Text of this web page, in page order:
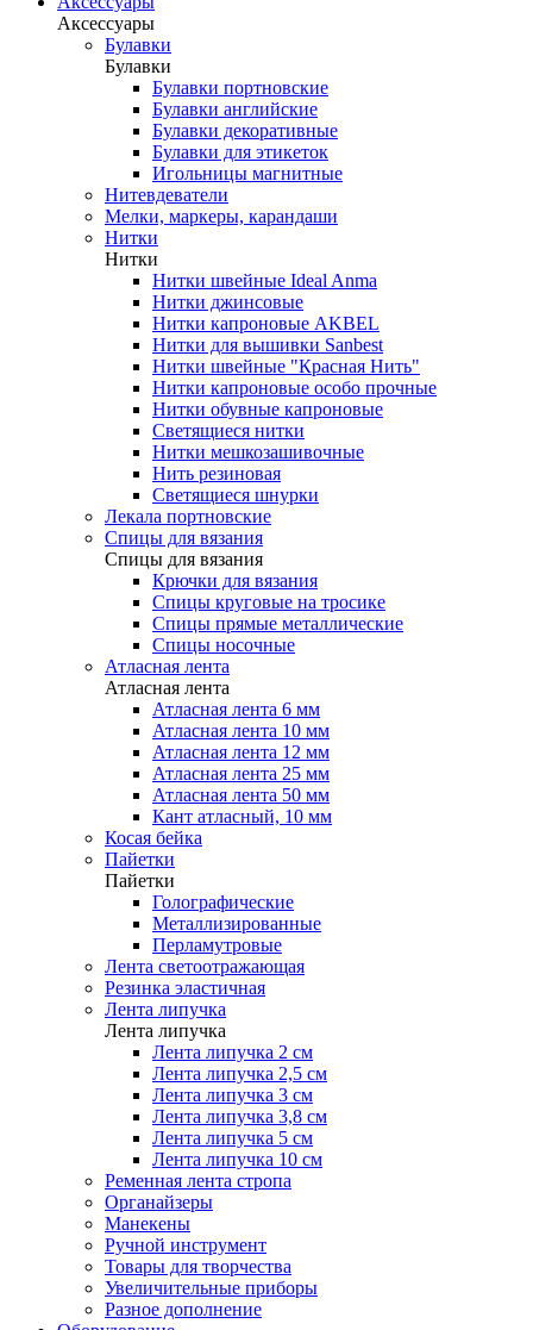
Аксессуары
Булавки
Булавки
Булавки портновские
Булавки английские
Булавки декоративные
Булавки для этикеток
Игольницы магнитные
Нитевдеватели
Мелки, маркеры, карандаши
Нитки
Нитки
Нитки швейные Ideal Anma
Нитки джинсовые
Нитки капроновые AKBEL
Нитки для вышивки Sanbest
Нитки швейные "Красная Нить"
Нитки капроновые особо прочные
Нитки обувные капроновые
Светящиеся нитки
Нитки мешкозашивочные
Нить резиновая
Светящиеся шнурки
Лекала портновские
Спицы для вязания
Спицы для вязания
Крючки для вязания
Спицы круговые на тросике
Спицы прямые металлические
Спицы носочные
Атласная лента
Атласная лента
Атласная лента 6 мм
Атласная лента 10 мм
Атласная лента 12 мм
Атласная лента 25 мм
Атласная лента 50 мм
Кант атласный, 10 мм
Косая бейка
Пайетки
Пайетки
Голографические
Металлизированные
Перламутровые
Лента светоотражающая
Резинка эластичная
Лента липучка
Лента липучка
Лента липучка 2 см
Лента липучка 2,5 см
Лента липучка 3 см
Лента липучка 3,8 см
Лента липучка 5 см
Лента липучка 10 см
Ременная лента стропа
Органайзеры
Манекены
Ручной инструмент
Товары для творчества
Увеличительные приборы
Разное дополнение